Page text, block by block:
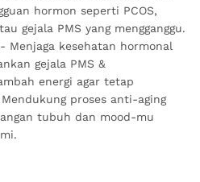
hormon seperti PCOS,
gejala PMS yang mengganggu.
Menjaga kesehatan hormonal
gejala PMS &
energi agar tetap
proses anti-aging
tubuh dan mood-mu